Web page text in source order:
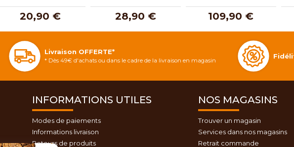
20,90 € 28,90 € 109,90 €
Livraison OFFERTE*
* Dès 49€ d'achats ou dans le cadre de la livraison en magasin
INFORMATIONS UTILES
Modes de paiements
Informations livraison
Retours de produits
NOS MAGASINS
Trouver un magasin
Services dans nos magasins
Retrait commande